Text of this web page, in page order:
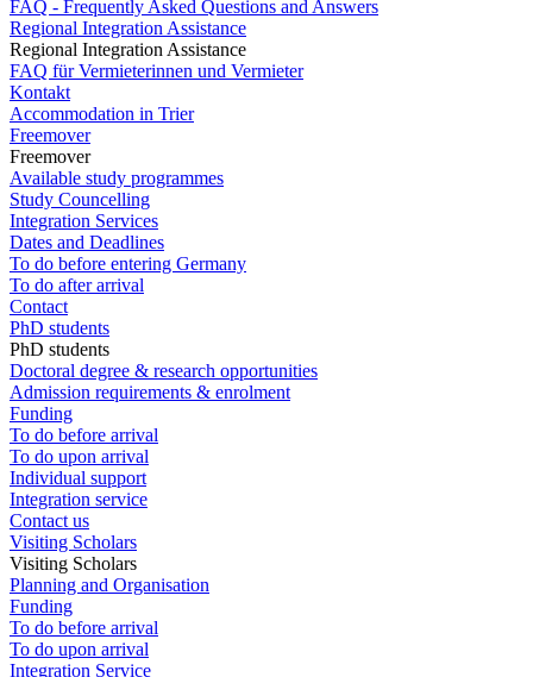
FAQ - Frequently Asked Questions and Answers
Regional Integration Assistance
Regional Integration Assistance
FAQ für Vermieterinnen und Vermieter
Kontakt
Accommodation in Trier
Freemover
Freemover
Available study programmes
Study Councelling
Integration Services
Dates and Deadlines
To do before entering Germany
To do after arrival
Contact
PhD students
PhD students
Doctoral degree & research opportunities
Admission requirements & enrolment
Funding
To do before arrival
To do upon arrival
Individual support
Integration service
Contact us
Visiting Scholars
Visiting Scholars
Planning and Organisation
Funding
To do before arrival
To do upon arrival
Integration Service